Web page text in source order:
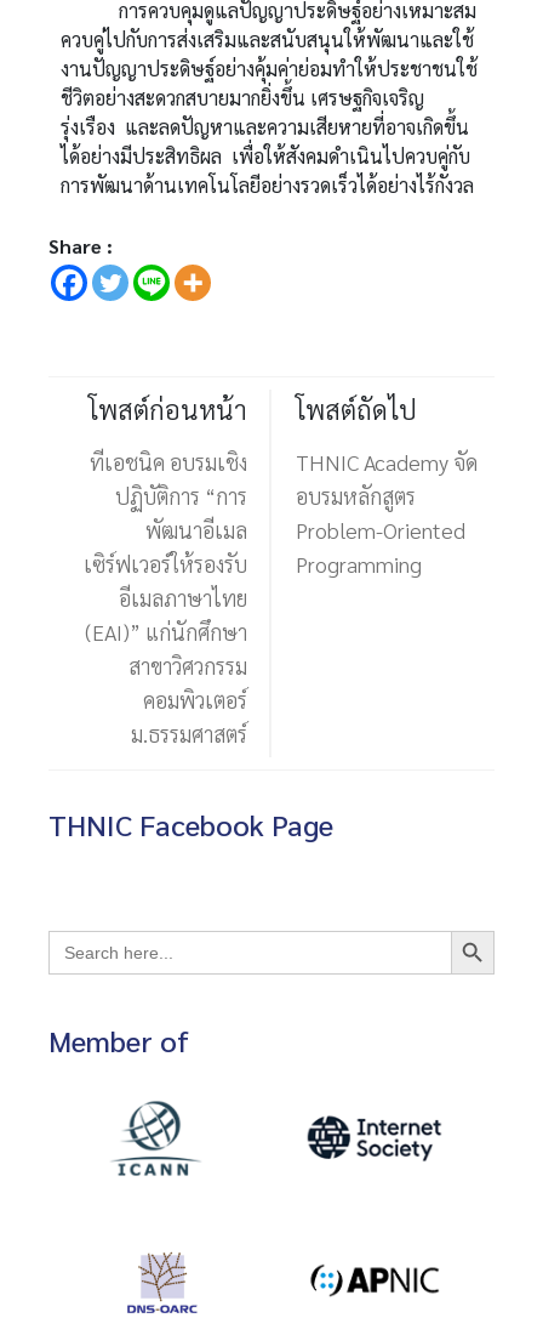
การควบคุมดูแลปัญญาประดิษฐ์อย่างเหมาะสม
ควบคู่ไปกับการส่งเสริมและสนับสนุนให้พัฒนาและใช้
งานปัญญาประดิษฐ์อย่างคุ้มค่าย่อมทำให้ประชาชนใช้
ชีวิตอย่างสะดวกสบายมากยิ่งขึ้น เศรษฐกิจเจริญ
รุ่งเรือง และลดปัญหาและความเสียหายที่อาจเกิดขึ้น
ได้อย่างมีประสิทธิผล เพื่อให้สังคมดำเนินไปควบคู่กับ
การพัฒนาด้านเทคโนโลยีอย่างรวดเร็วได้อย่างไร้กังวล
Share :
โพสต์ก่อนหน้า
ทีเอชนิค อบรมเชิง
ปฏิบัติการ “การ
พัฒนาอีเมล
เซิร์ฟเวอร์ให้รองรับ
อีเมลภาษาไทย
(EAI)” แก่นักศึกษา
สาขาวิศวกรรม
คอมพิวเตอร์
ม.ธรรมศาสตร์
โพสต์ถัดไป
THNIC Academy จัด
อบรมหลักสูตร
Problem-Oriented
Programming
THNIC Facebook Page
Search
for:
Search Button
Member of